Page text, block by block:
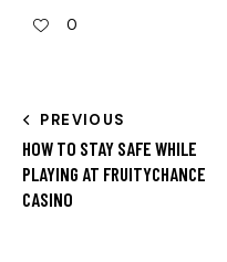
0
PREVIOUS
HOW TO STAY SAFE WHILE
PLAYING AT FRUITYCHANCE
CASINO